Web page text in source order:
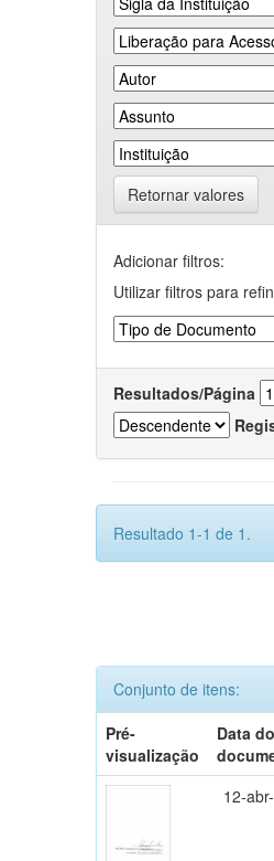
Retornar valores
Adicionar filtros:
Utilizar filtros para
Resultados/Página
Resultado 1-1 de 1.
Conjunto de itens:
Pré-
visualização
Data do
12-